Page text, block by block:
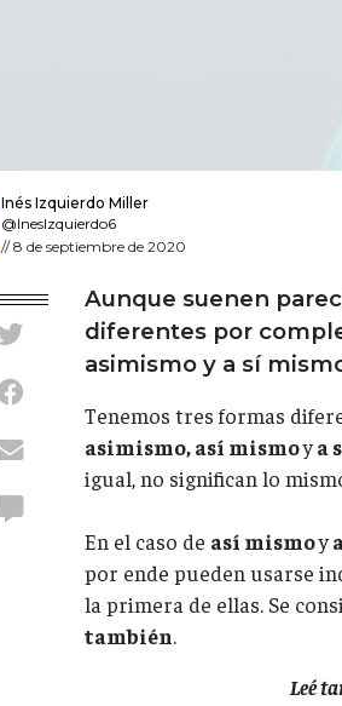
Inés Izquierdo Miller
@InesIzquierdo6
//8 de septiembre de 2020
Aunque suenen
diferentes por
asimismo y a sí
Tenemos tres formas
asimismo, así mismoya
igual, no significan lo
En el caso de así mismoy
por ende pueden usarse
la primera de ellas. Se
también.
Leé